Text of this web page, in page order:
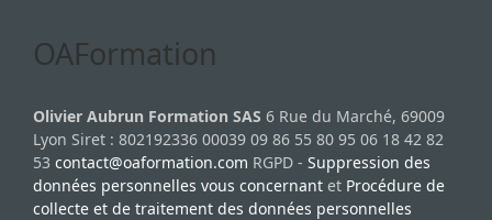
OAFormation
Olivier Aubrun Formation SAS 6 Rue du Marché, 69009
Lyon Siret : 802192336 00039 09 86 55 80 95 06 18 42 82
53 contact@oaformation.com RGPD - Suppression des
données personnelles vous concernant et Procédure de
collecte et de traitement des données personnelles